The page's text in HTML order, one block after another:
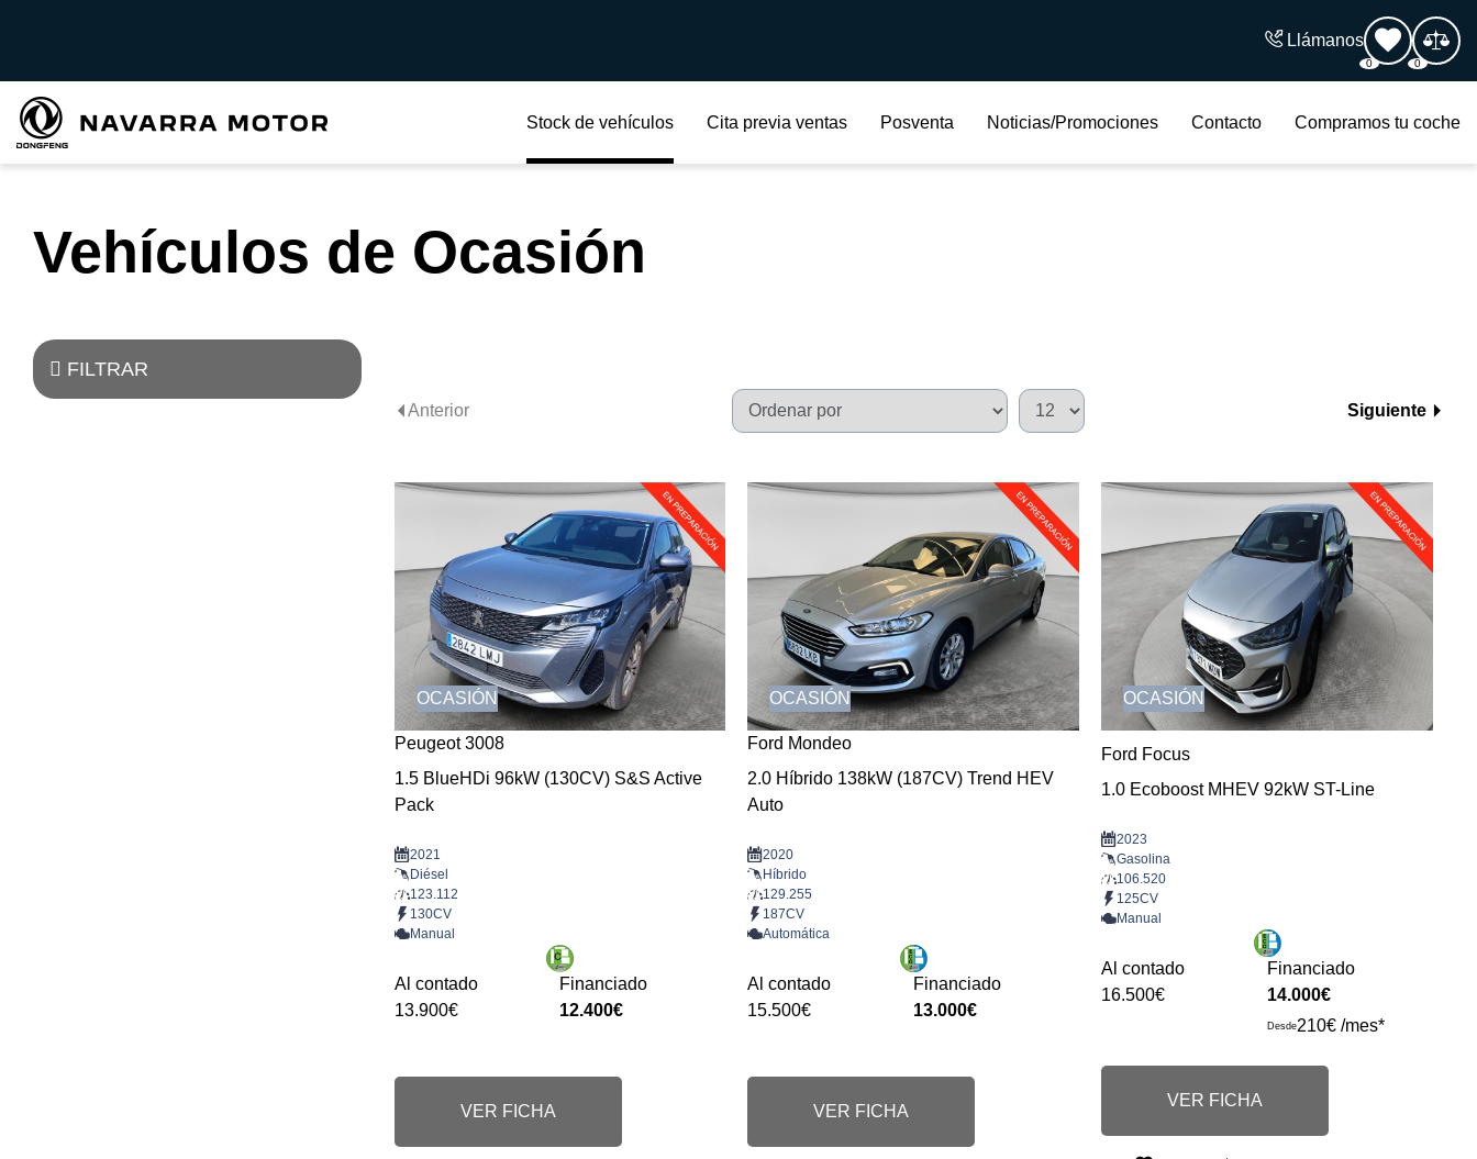
Llámanos
0 0
Stock de vehículos Cita previa ventas Posventa Noticias/Promociones Contacto Compramos tu coche
Vehículos de Ocasión
FILTRAR
Anterior Siguiente
OCASIÓN
Peugeot 3008
1.5 BlueHDi 96kW (130CV) S&S Active
Pack
2021
Diésel
123.112
130CV
Manual
Al contado
13.900€
Financiado
12.400€
VER FICHA
OCASIÓN
Ford Mondeo
2.0 Híbrido 138kW (187CV) Trend HEV
Auto
2020
Híbrido
129.255
187CV
Automática
Al contado
15.500€
Financiado
13.000€
VER FICHA
OCASIÓN
Ford Focus
1.0 Ecoboost MHEV 92kW ST-Line
2023
Gasolina
106.520
125CV
Manual
Al contado
16.500€
Financiado
14.000€
Desde210€ /mes*
VER FICHA